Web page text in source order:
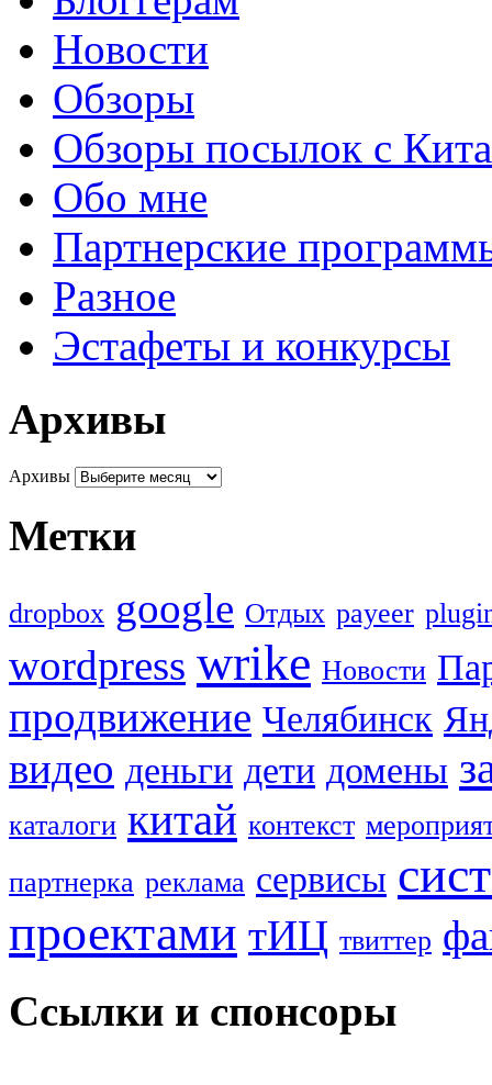
Новости
Обзоры
Обзоры посылок с
Обо мне
Партнерские
Разное
Эстафеты и конкурсы
Архивы
Архивы
Метки
dropbox google Oтдых payeer
wordpress wrike Новости
продвижение Челябинск
видео деньги дети домены
каталоги китай контекст
партнерка реклама сервисы
проектами тИЦ твиттер
Ссылки и спонсоры